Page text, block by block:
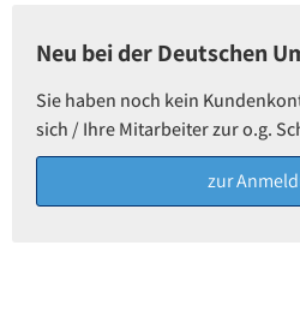
Neu bei der Deutschen
Sie haben noch kein
sich / Ihre Mitarbeiter zur o.g.